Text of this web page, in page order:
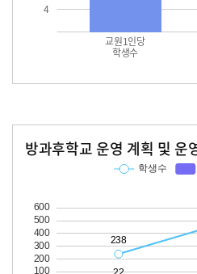
4
교원1인당
학생수
방과후학교 운영 계획 및 운